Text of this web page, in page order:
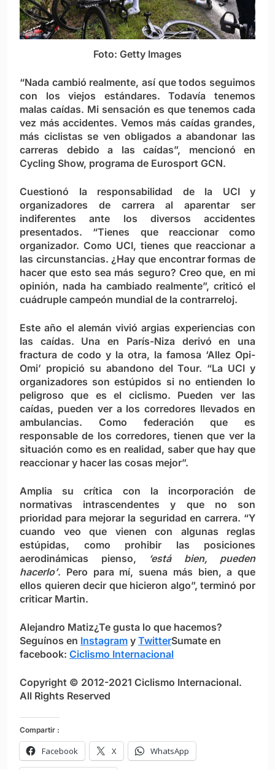
Foto: Getty Images
“Nada cambió realmente, así que todos seguimos
con los viejos estándares. Todavía tenemos
malas caídas. Mi sensación es que tenemos cada
vez más accidentes. Vemos más caídas grandes,
más ciclistas se ven obligados a abandonar las
carreras debido a las caídas”, mencionó en
Cycling Show, programa de Eurosport GCN.
Cuestionó la responsabilidad de la UCI y
organizadores de carrera al aparentar ser
indiferentes ante los diversos accidentes
presentados. “Tienes que reaccionar como
organizador. Como UCI, tienes que reaccionar a
las circunstancias. ¿Hay que encontrar formas de
hacer que esto sea más seguro? Creo que, en mi
opinión, nada ha cambiado realmente”, criticó el
cuádruple campeón mundial de la contrarreloj.
Este año el alemán vivió argias experiencias con
las caídas. Una en París-Niza derivó en una
fractura de codo y la otra, la famosa ‘Allez Opi-
Omi’ propició su abandono del Tour. “La UCI y
organizadores son estúpidos si no entienden lo
peligroso que es el ciclismo. Pueden ver las
caídas, pueden ver a los corredores llevados en
ambulancias. Como federación que es
responsable de los corredores, tienen que ver la
situación como es en realidad, saber que hay que
reaccionar y hacer las cosas mejor”.
Amplia su crítica con la incorporación de
normativas intrascendentes y que no son
prioridad para mejorar la seguridad en carrera. “Y
cuando veo que vienen con algunas reglas
estúpidas, como prohibir las posiciones
aerodinámicas pienso,
‘está bien, pueden
hacerlo’. Pero para mí, suena más bien, a que
ellos quieren decir que hicieron algo”, terminó por
criticar Martin.
Alejandro Matiz¿Te gusta lo que hacemos?
Seguínos en Instagram y TwitterSumate en
facebook: Ciclismo Internacional
Copyright © 2012-2021 Ciclismo Internacional.
All Rights Reserved
Compartir :
Facebook X WhatsApp